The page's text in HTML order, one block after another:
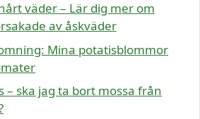
väder – Lär dig mer om
av åskväder
Mina potatisblommor
– ska jag ta bort mossa från